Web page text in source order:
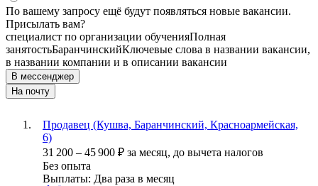
По вашему запросу ещё будут появляться новые вакансии.
Присылать вам?
специалист по организации обученияПолная
занятостьБаранчинскийКлючевые слова в названии вакансии,
в названии компании и в описании вакансии
В мессенджер
На почту
Продавец (Кушва, Баранчинский, Красноармейская,
6)
31 200 – 45 900 ₽ за месяц, до вычета налогов
Без опыта
Выплаты: Два раза в месяц